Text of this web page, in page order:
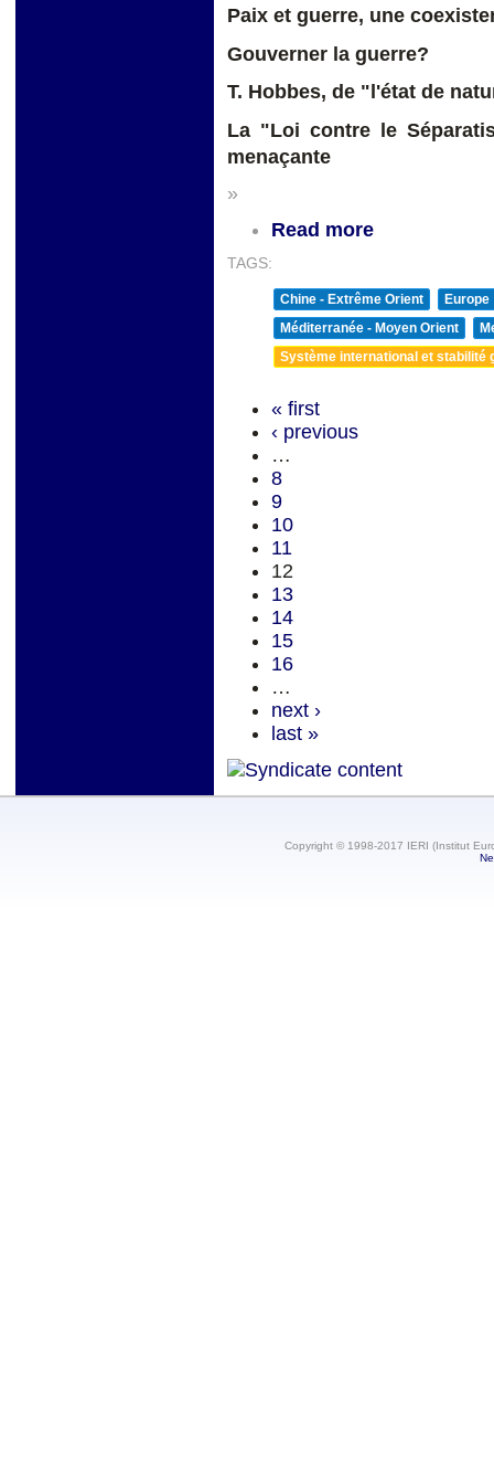
Paix et guerre, une
Gouverner la guerre?
T. Hobbes, de "l'état de
La "Loi contre le
menaçante
»
Read more
TAGS:
Chine - Extrême Orient
Europe
Méditerranée - Moyen Orient
Système international et stabilité
« first
‹ previous
…
8
9
10
11
12
13
14
15
16
…
next ›
last »
Copyright © 1998-2017 IERI (Institut